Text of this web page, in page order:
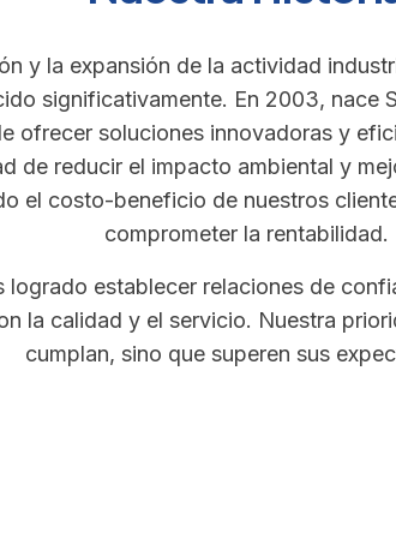
y la expansión de la actividad
significativamente. En 2003, nace
ofrecer soluciones innovadoras y
de reducir el impacto ambiental y
el costo-beneficio de nuestros
comprometer la rentabilidad.
logrado establecer relaciones de
la calidad y el servicio. Nuestra
cumplan, sino que superen sus